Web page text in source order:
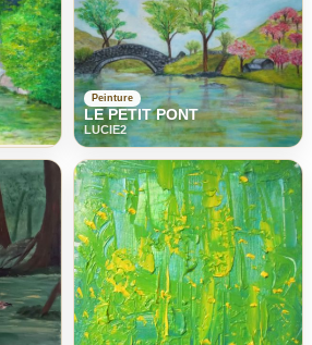
Peinture
LE PETIT PONT
LUCIE2